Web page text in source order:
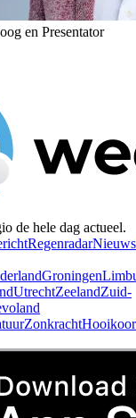
en Presentator
de hele dag actueel.
RegenradarNieuws
Groningen
UtrechtZeelandZuid-
Zonkracht